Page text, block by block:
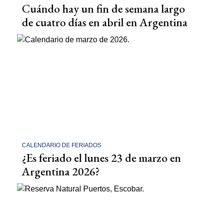
Cuándo hay un fin de semana largo
de cuatro días en abril en Argentina
CALENDARIO DE FERIADOS
¿Es feriado el lunes 23 de marzo en
Argentina 2026?